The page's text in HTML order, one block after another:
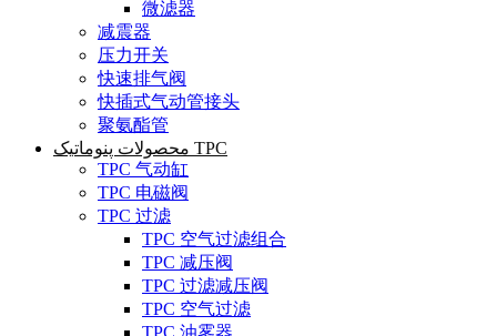
微滤器
减震器
压力开关
快速排气阀
快插式气动管接头
聚氨酯管
محصولات پنوماتیک TPC
TPC 气动缸
TPC 电磁阀
TPC 过滤
TPC 空气过滤组合
TPC 减压阀
TPC 过滤减压阀
TPC 空气过滤
TPC 油雾器